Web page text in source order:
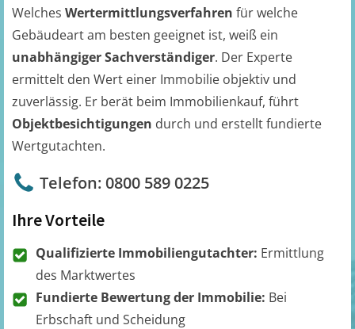
Welches Wertermittlungsverfahren für welche
Gebäudeart am besten geeignet ist, weiß ein
unabhängiger Sachverständiger. Der Experte
ermittelt den Wert einer Immobilie objektiv und
zuverlässig. Er berät beim Immobilienkauf, führt
Objektbesichtigungen durch und erstellt fundierte
Wertgutachten.
Telefon: 0800 589 0225
Ihre Vorteile
Qualifizierte Immobiliengutachter: Ermittlung
des Marktwertes
Fundierte Bewertung der Immobilie: Bei
Erbschaft und Scheidung